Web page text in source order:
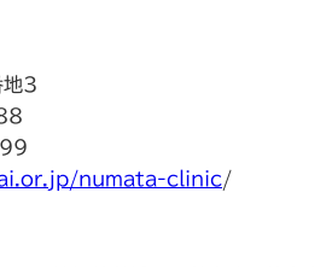
地3
numata-clinic/